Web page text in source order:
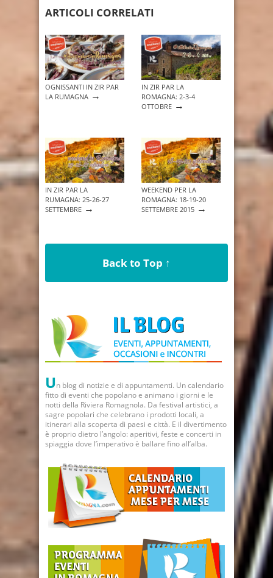
ARTICOLI CORRELATI
OGNISSANTI IN ZIR PAR
LA RUMAGNA →
IN ZIR PAR LA
ROMAGNA: 2-3-4
OTTOBRE →
IN ZIR PAR LA
RUMAGNA: 25-26-27
SETTEMBRE →
WEEKEND PER LA
ROMAGNA: 18-19-20
SETTEMBRE 2015 →
Back to Top ↑
Un blog di notizie e di appuntamenti. Un calendario
fitto di eventi che popolano e animano i giorni e le
notti della Riviera Romagnola. Da festival artistici, a
sagre popolari che celebrano i prodotti locali, a
itinerari alla scoperta di paesi e città. E il divertimento
è proprio dietro l’angolo: aperitivi, feste e concerti in
spiaggia dove l’imperativo è ballare fino all’alba.